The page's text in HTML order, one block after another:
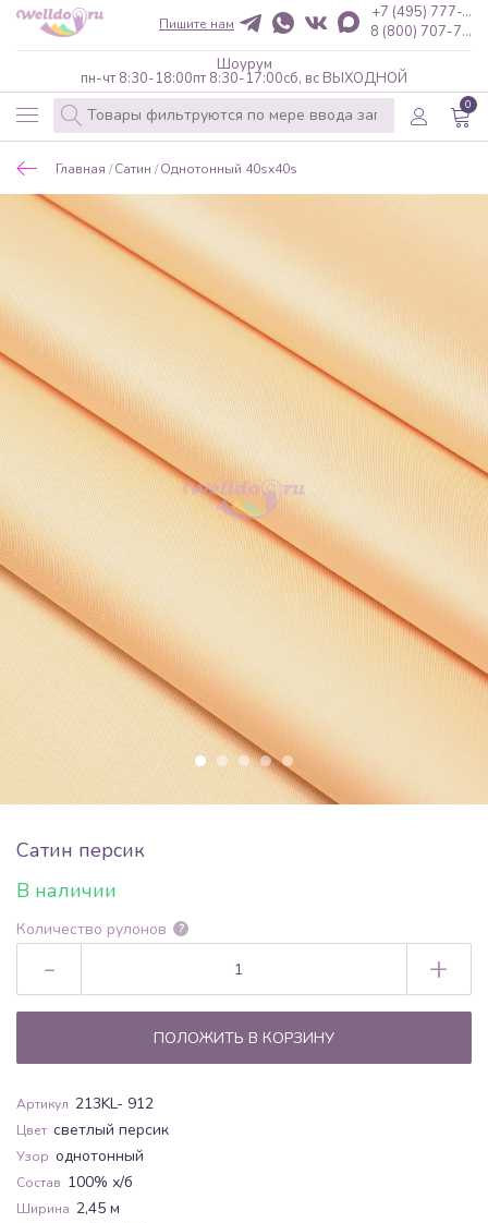
Шоурум
пн-чт 8:30-18:00пт 8:30-17:00сб, вс ВЫХОДНОЙ
+7 (495) 777-...
8 (800) 707-7...
Пишите нам
0
Главная Сатин Однотонный 40sx40s
Сатин персик
В наличии
Количество рулонов ?
- +
ПОЛОЖИТЬ В КОРЗИНУ
Артикул 213KL- 912
Цвет светлый персик
Узор однотонный
Состав 100% х/б
Ширина 2,45 м